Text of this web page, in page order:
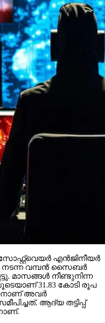
എന്‍ജിനീയര്‍
നടന്ന വമ്പന്‍ സൈബര്‍
മാസങ്ങള്‍ നീണ്ടുനിന്ന
31.83 കോടി രൂപ
നാണ് അവര്‍
ആദ്യ തട്ടിപ്പ്